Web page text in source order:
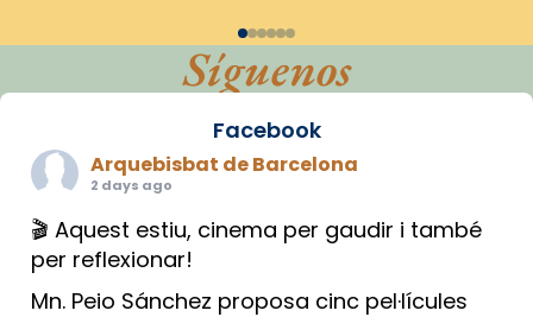
Síguenos
Facebook
Arquebisbat de Barcelona
2 days ago
🎬 Aquest estiu, cinema per gaudir i també
per reflexionar!
Mn. Peio Sánchez proposa cinc pel·lícules